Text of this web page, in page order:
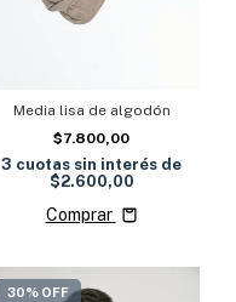
Media lisa de algodón
$7.800,00
3 cuotas sin interés de
$2.600,00
Comprar
30% OFF